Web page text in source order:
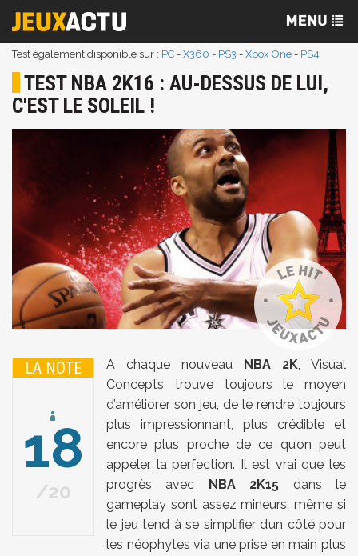
Test également disponible sur : PC - X360 - PS3 - Xbox One - PS4
TEST NBA 2K16 : AU-DESSUS DE LUI,
C'EST LE SOLEIL !
LA NOTE
18
20
A chaque nouveau NBA 2K, Visual
Concepts trouve toujours le moyen
d’améliorer son jeu, de le rendre toujours
plus impressionnant, plus crédible et
encore plus proche de ce qu’on peut
appeler la perfection. Il est vrai que les
progrès avec NBA 2K15 dans le
gameplay sont assez mineurs, même si
le jeu tend à se simplifier d’un côté pour
les néophytes via une prise en main plus